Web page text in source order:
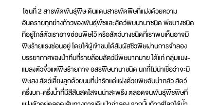
โซนที่ 2 สารพัดพันธุ์พิษ ดินแดนสารพัดพิษที่แฝงด้วยความ
อันตรายทุกย่างก้าวของพันธุ์พืชและสัตว์พิษนานาชนิด พืชบางชนิด
ที่อยู่ใกล้ตัวเราอาจซ่อนพิษไว้ หรือสัตว์บางชนิดที่เราพบเห็นอาจมี
พิษร้ายแรงซ่อนอยู่ โดยให้ผู้เข้าชมได้สัมผัสชีวพิษผ่านการจำลอง
บรรยากาศของป่าทึบที่รายล้อมสัตว์มีพิษมากมาย ได้แก่ กลุ่มแมง-
แมลงตัวจิ๋วแต่พิษร้ายกาจ อสรพิษนานาชนิด นกที่ไม่น่าเชื่อว่าจะมี
พิษสง สัตว์เลี้ยงลูกด้วยนมที่น่ารักแต่แฝงด้วยพิษอันน่ากลัว สัตว์
ครึ่งบก-ครึ่งน้ำที่มีสีสันสดใสจนน่าสะพรึง ตลอดจนพันธุ์พืชพิษที่